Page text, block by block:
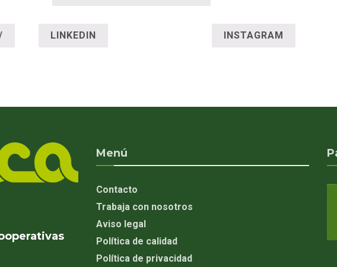
LINKEDIN INSTAGRAM
Menú
Contacto
Trabaja con nosotros
Aviso legal
Política de calidad
Política de privacidad